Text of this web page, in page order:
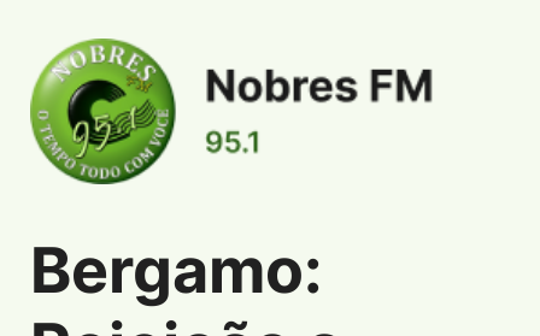
Informações de Bergamo: Rejeição a
Bergamo: